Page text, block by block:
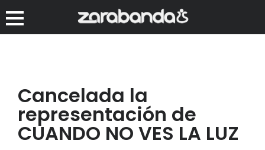
Cancelada la
representación de
CUANDO NO VES LA LUZ